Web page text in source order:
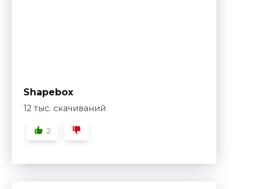
Shapebox
12 тыс. скачиваний
2